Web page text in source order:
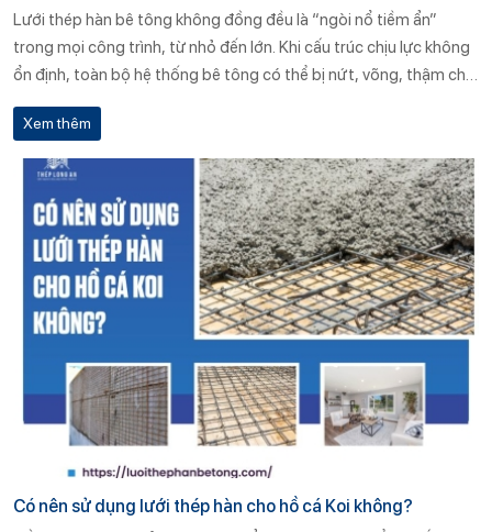
Lưới thép hàn bê tông không đồng đều là “ngòi nổ tiềm ẩn”
trong mọi công trình, từ nhỏ đến lớn. Khi cấu trúc chịu lực không
ổn định, toàn bộ hệ thống bê tông có thể bị nứt, võng, thậm chí
sập đổ trong điều kiện tải trọng lớn.
Xem thêm
Có nên sử dụng lưới thép hàn cho hồ cá Koi không?